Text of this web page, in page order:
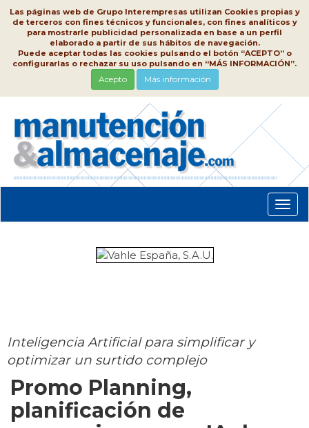
Las páginas web de Grupo Interempresas utilizan Cookies propias y
de terceros con fines técnicos y funcionales, con fines analíticos y
para mostrarle publicidad personalizada en base a un perfil
elaborado a partir de sus hábitos de navegación.
Puede aceptar todas las cookies pulsando el botón “ACEPTO” o
configurarlas o rechazar su uso pulsando en “MÁS INFORMACIÓN”.
Acepto Más información
Inteligencia Artificial para simplificar y
optimizar un surtido complejo
Promo Planning,
planificación de